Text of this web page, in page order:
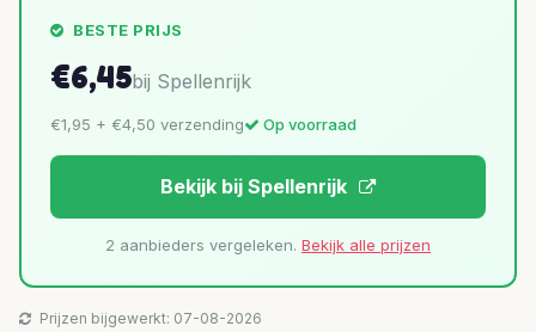
BESTE PRIJS
€6,45bij Spellenrijk
€1,95 + €4,50 verzending Op voorraad
Bekijk bij Spellenrijk
2 aanbieders vergeleken. Bekijk alle prijzen
Prijzen bijgewerkt: 07-08-2026